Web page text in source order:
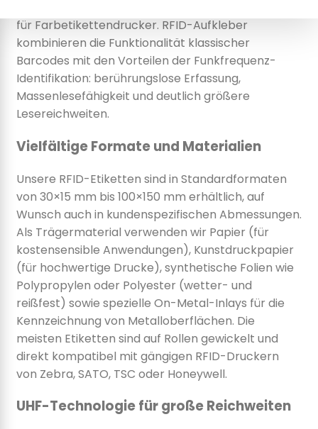
für Farbetikettendrucker. RFID-Aufkleber
kombinieren die Funktionalität klassischer
Barcodes mit den Vorteilen der Funkfrequenz-
Identifikation: berührungslose Erfassung,
Massenlesefähigkeit und deutlich größere
Lesereichweiten.
Vielfältige Formate und Materialien
Unsere RFID-Etiketten sind in Standardformaten
von 30×15 mm bis 100×150 mm erhältlich, auf
Wunsch auch in kundenspezifischen Abmessungen.
Als Trägermaterial verwenden wir Papier (für
kostensensible Anwendungen), Kunstdruckpapier
(für hochwertige Drucke), synthetische Folien wie
Polypropylen oder Polyester (wetter- und
reißfest) sowie spezielle On-Metal-Inlays für die
Kennzeichnung von Metalloberflächen. Die
meisten Etiketten sind auf Rollen gewickelt und
direkt kompatibel mit gängigen RFID-Druckern
von Zebra, SATO, TSC oder Honeywell.
UHF-Technologie für große Reichweiten